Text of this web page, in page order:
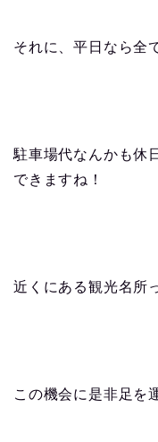
それに、平日なら全
駐車場代なんかも休
できますね！
近くにある観光名所
この機会に是非足を